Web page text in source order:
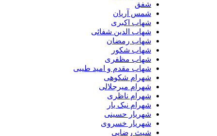
شمس آریان
شهاب اکبری
شهاب الدین شفائی
شهاب رمضان
شهاب شکور
شهاب مظفری
شهاب مقدم و امید طیبی
شهرام شکوهی
شهرام میرجلالی
شهرام ناظری
شهرام نیک یار
شهریار حسینی
شهریار خسروی
شیث رضایی